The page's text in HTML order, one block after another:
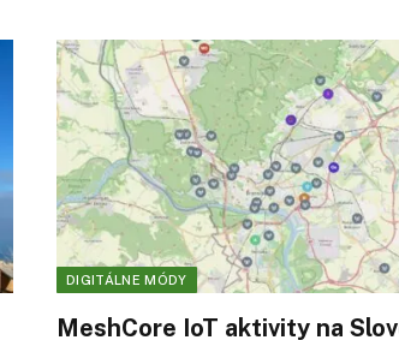
DIGITÁLNE MÓDY
MeshCore IoT aktivity na